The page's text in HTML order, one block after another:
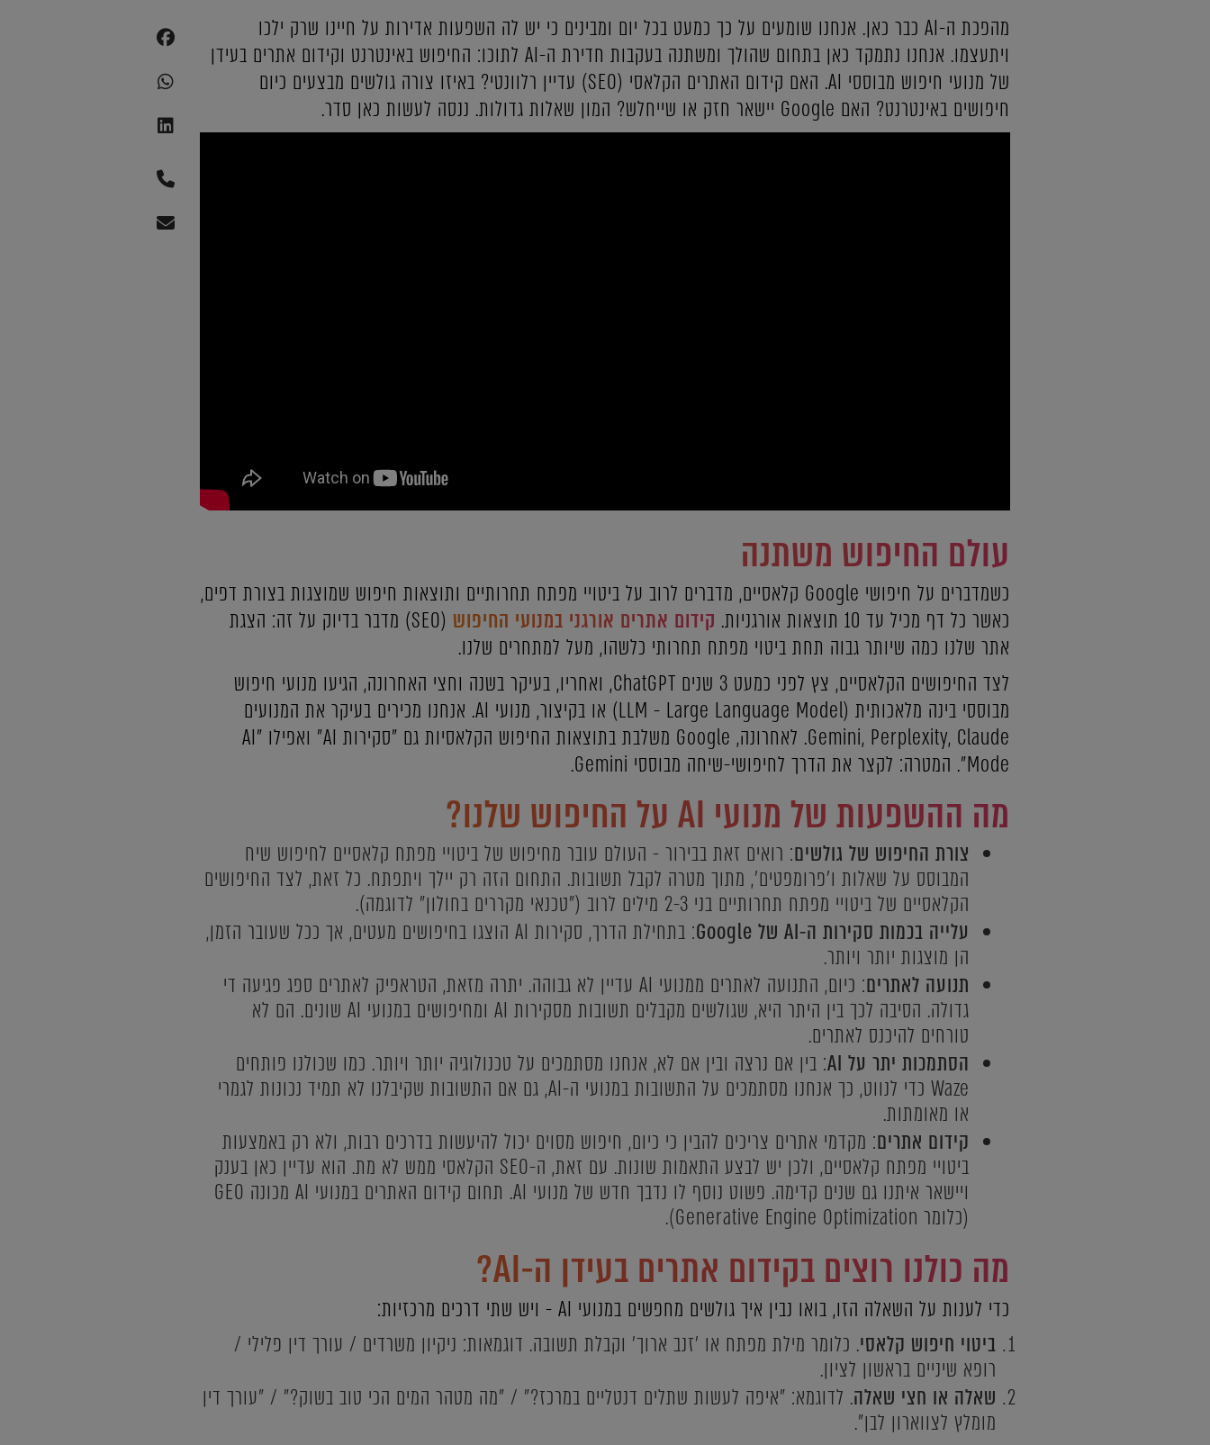
מהפכת ה-AI כבר כאן. אנחנו שומעים על כך כמעט בכל יום ומבינים כי יש לה השפעות אדירות על חיינו שרק ילכו
ויתעצמו. אנחנו נתמקד כאן בתחום שהולך ומשתנה בעקבות חדירת ה-AI לתוכו: החיפוש באינטרנט וקידום אתרים בעידן
של מנועי חיפוש מבוססי AI. האם קידום האתרים הקלאסי (SEO) עדיין רלוונטי? באיזו צורה גולשים מבצעים כיום
חיפושים באינטרנט? האם Google יישאר חזק או שייחלש? המון שאלות גדולות. ננסה לעשות כאן סדר.
עולם החיפוש משתנה
כשמדברים על חיפושי Google קלאסיים, מדברים לרוב על ביטויי מפתח תחרותיים ותוצאות חיפוש שמוצגות בצורת דפים,
כאשר כל דף מכיל עד 10 תוצאות אורגניות.
קידום אתרים אורגני במנועי החיפוש
(SEO) מדבר בדיוק על זה: הצגת
אתר שלנו כמה שיותר גבוה תחת ביטוי מפתח תחרותי כלשהו, מעל למתחרים שלנו.
לצד החיפושים הקלאסיים, צץ לפני כמעט 3 שנים ChatGPT, ואחריו, בעיקר בשנה וחצי האחרונה, הגיעו מנועי חיפוש
מבוססי בינה מלאכותית (LLM - Large Language Model) או בקיצור, מנועי AI. אנחנו מכירים בעיקר את המנועים
Gemini, Perplexity, Claude. לאחרונה, Google משלבת בתוצאות החיפוש הקלאסיות גם "סקירות AI" ואפילו "AI
Mode". המטרה: לקצר את הדרך לחיפושי-שיחה מבוססי Gemini.
מה ההשפעות של מנועי AI על החיפוש שלנו?
צורת החיפוש של גולשים: רואים זאת בבירור - העולם עובר מחיפוש של ביטויי מפתח קלאסיים לחיפוש שיח
המבוסס על שאלות ו'פרומפטים', מתוך מטרה לקבל תשובות. התחום הזה רק יילך ויתפתח. כל זאת, לצד החיפושים
הקלאסיים של ביטויי מפתח תחרותיים בני 2-3 מילים לרוב ("טכנאי מקררים בחולון" לדוגמה).
עלייה בכמות סקירות ה-AI של Google
: בתחילת הדרך, סקירות AI הוצגו בחיפושים מעטים, אך ככל שעובר הזמן,
הן מוצגות יותר ויותר.
תנועה לאתרים
: כיום, התנועה לאתרים ממנועי AI עדיין לא גבוהה. יתרה מזאת, הטראפיק לאתרים ספג פגיעה די
גדולה. הסיבה לכך בין היתר היא, שגולשים מקבלים תשובות מסקירות AI ומחיפושים במנועי AI שונים. הם לא
טורחים להיכנס לאתרים.
הסתמכות יתר על AI
: בין אם נרצה ובין אם לא, אנחנו מסתמכים על טכנולוגיה יותר ויותר. כמו שכולנו פותחים
Waze כדי לנווט, כך אנחנו מסתמכים על התשובות במנועי ה-AI, גם אם התשובות שקיבלנו לא תמיד נכונות לגמרי
או מאומתות.
קידום אתרים: מקדמי אתרים צריכים להבין כי כיום, חיפוש מסוים יכול להיעשות בדרכים רבות, ולא רק באמצעות
ביטויי מפתח קלאסיים, ולכן יש לבצע התאמות שונות. עם זאת, ה-SEO הקלאסי ממש לא מת. הוא עדיין כאן בענק
ויישאר איתנו גם שנים קדימה. פשוט נוסף לו נדבך חדש של מנועי AI. תחום קידום האתרים במנועי AI מכונה GEO
(כלומר Generative Engine Optimization).
מה כולנו רוצים בקידום אתרים בעידן ה-AI?
כדי לענות על השאלה הזו, בואו נבין איך גולשים מחפשים במנועי AI - ויש שתי דרכים מרכזיות:
ביטוי חיפוש קלאסי. כלומר מילת מפתח או 'זנב ארוך' וקבלת תשובה. דוגמאות: ניקיון משרדים / עורך דין פלילי /
רופא שיניים בראשון לציון.
שאלה או חצי שאלה. לדוגמא: "איפה לעשות שתלים דנטליים במרכז?" / "מה מטהר המים הכי טוב בשוק?" / "עורך דין
מומלץ לצווארון לבן".